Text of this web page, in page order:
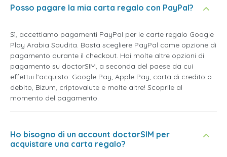
Posso pagare la mia carta regalo con PayPal?
Sì, accettiamo pagamenti PayPal per le carte regalo Google
Play Arabia Saudita. Basta scegliere PayPal come opzione di
pagamento durante il checkout. Hai molte altre opzioni di
pagamento su doctorSIM, a seconda del paese da cui
effettui l'acquisto: Google Pay, Apple Pay, carta di credito o
debito, Bizum, criptovalute e molte altre! Scoprile al
momento del pagamento.
Ho bisogno di un account doctorSIM per
acquistare una carta regalo?